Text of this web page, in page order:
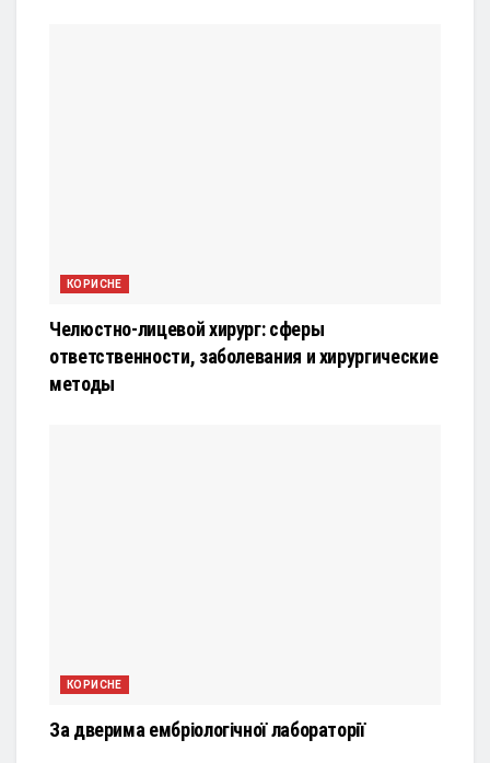
КОРИСНЕ
Челюстно-лицевой хирург: сферы
ответственности, заболевания и хирургические
методы
КОРИСНЕ
За дверима ембріологічної лабораторії